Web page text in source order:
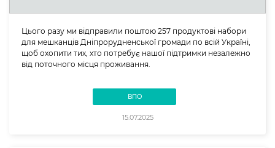
Цього разу ми відправили поштою 257 продуктові набори
для мешканців Дніпрорудненської громади по всій Україні,
щоб охопити тих, хто потребує нашої підтримки незалежно
від поточного місця проживання.
ВПО
15.07.2025